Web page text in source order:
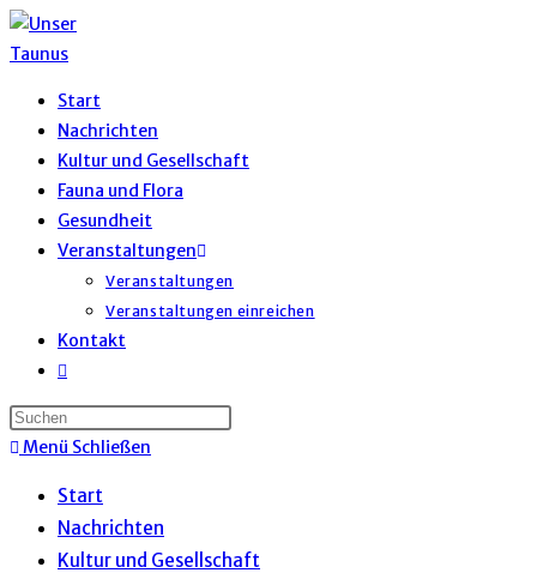
Zum
Inhalt
Start
Nachrichten
Kultur und Gesellschaft
Fauna und Flora
Gesundheit
Veranstaltungen
Veranstaltungen
Veranstaltungen einreichen
Kontakt
Website-
umschalten
Menü Schließen
Start
Nachrichten
Kultur und Gesellschaft